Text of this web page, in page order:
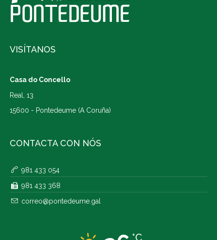
VISÍTANOS
Casa do Concello
Real, 13
15600 - Pontedeume (A Coruña)
CONTACTA CON NÓS
981 433 054
981 433 368
correo@pontedeume.gal
°C